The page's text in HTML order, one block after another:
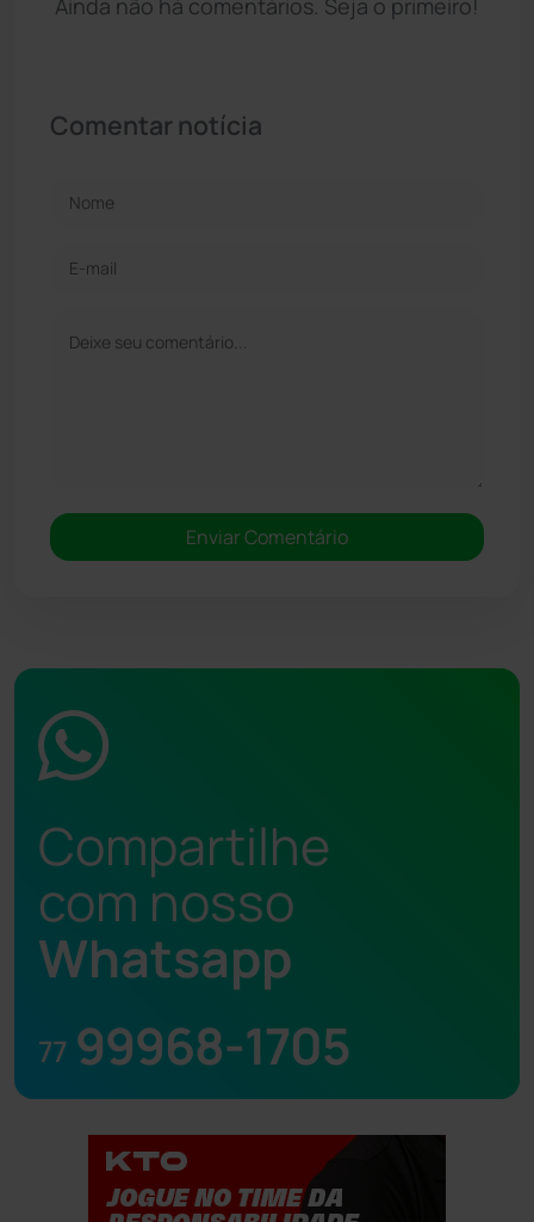
Ainda não há comentários. Seja o primeiro!
Comentar notícia
Compartilhe
com nosso
Whatsapp
77 99968-1705